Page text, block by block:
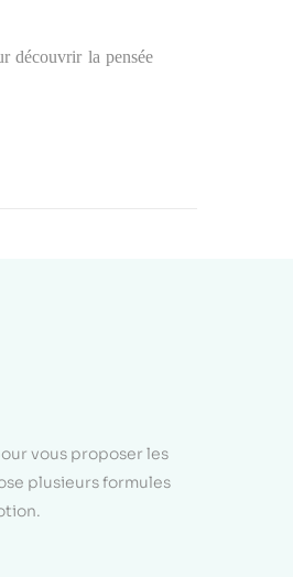
découvrir la pensée
vous proposer les
plusieurs formules